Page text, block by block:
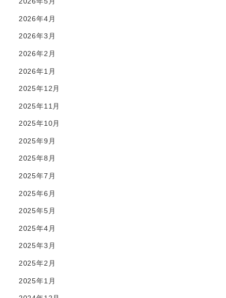
2026年4月
2026年3月
2026年2月
2026年1月
2025年12月
2025年11月
2025年10月
2025年9月
2025年8月
2025年7月
2025年6月
2025年5月
2025年4月
2025年3月
2025年2月
2025年1月